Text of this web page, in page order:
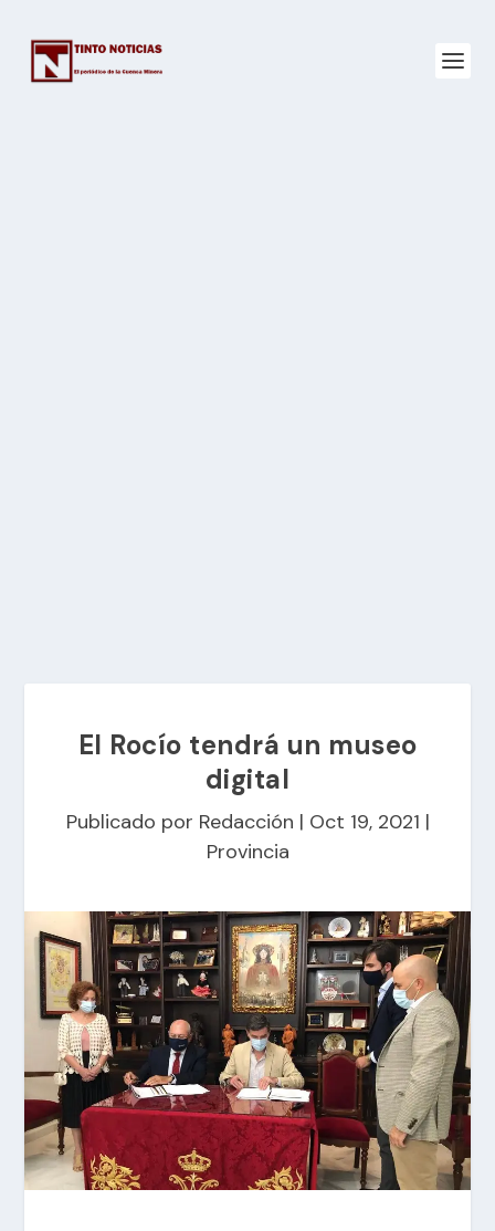
El Rocío tendrá un museo
digital
Publicado por Redacción | Oct 19, 2021 |
Provincia